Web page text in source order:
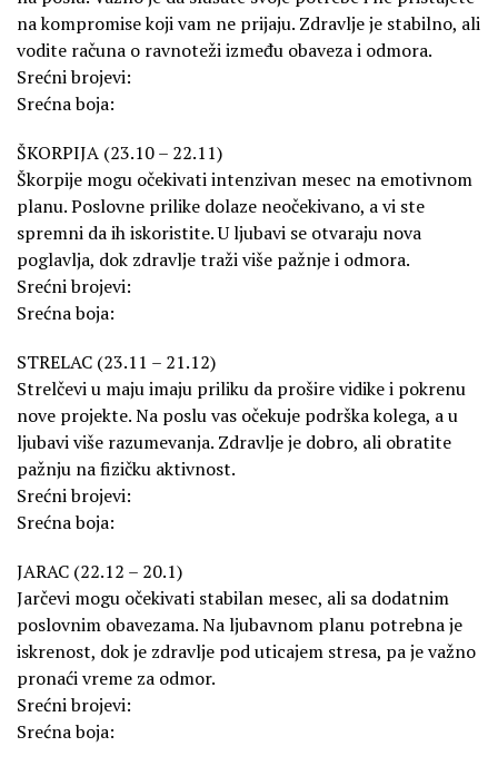
na kompromise koji vam ne prijaju. Zdravlje je stabilno, ali
vodite računa o ravnoteži između obaveza i odmora.
Srećni brojevi:
Srećna boja:
ŠKORPIJA (23.10 – 22.11)
Škorpije mogu očekivati intenzivan mesec na emotivnom
planu. Poslovne prilike dolaze neočekivano, a vi ste
spremni da ih iskoristite. U ljubavi se otvaraju nova
poglavlja, dok zdravlje traži više pažnje i odmora.
Srećni brojevi:
Srećna boja:
STRELAC (23.11 – 21.12)
Strelčevi u maju imaju priliku da prošire vidike i pokrenu
nove projekte. Na poslu vas očekuje podrška kolega, a u
ljubavi više razumevanja. Zdravlje je dobro, ali obratite
pažnju na fizičku aktivnost.
Srećni brojevi:
Srećna boja:
JARAC (22.12 – 20.1)
Jarčevi mogu očekivati stabilan mesec, ali sa dodatnim
poslovnim obavezama. Na ljubavnom planu potrebna je
iskrenost, dok je zdravlje pod uticajem stresa, pa je važno
pronaći vreme za odmor.
Srećni brojevi:
Srećna boja: